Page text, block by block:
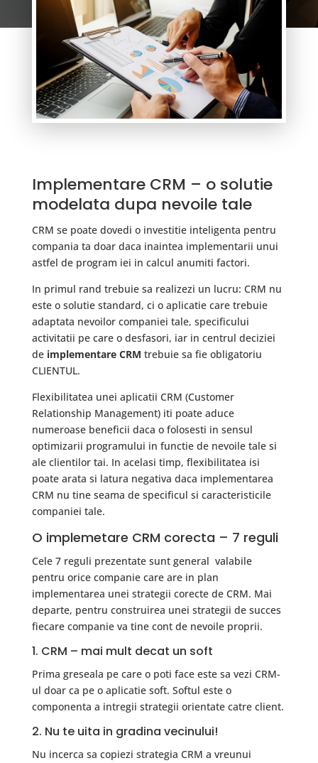
Implementare CRM – o solutie
modelata dupa nevoile tale
CRM se poate dovedi o investitie inteligenta pentru
compania ta doar daca inaintea implementarii unui
astfel de program iei in calcul anumiti factori.
In primul rand trebuie sa realizezi un lucru: CRM nu
este o solutie standard, ci o aplicatie care trebuie
adaptata nevoilor companiei tale, specificului
activitatii pe care o desfasori, iar in centrul deciziei
de implementare CRM trebuie sa fie obligatoriu
CLIENTUL.
Flexibilitatea unei aplicatii CRM (Customer
Relationship Management) iti poate aduce
numeroase beneficii daca o folosesti in sensul
optimizarii programului in functie de nevoile tale si
ale clientilor tai. In acelasi timp, flexibilitatea isi
poate arata si latura negativa daca implementarea
CRM nu tine seama de specificul si caracteristicile
companiei tale.
O implemetare CRM corecta – 7 reguli
Cele 7 reguli prezentate sunt general valabile
pentru orice companie care are in plan
implementarea unei strategii corecte de CRM. Mai
departe, pentru construirea unei strategii de succes
fiecare companie va tine cont de nevoile proprii.
1. CRM – mai mult decat un soft
Prima greseala pe care o poti face este sa vezi CRM-
ul doar ca pe o aplicatie soft. Softul este o
componenta a intregii strategii orientate catre client.
2. Nu te uita in gradina vecinului!
Nu incerca sa copiezi strategia CRM a vreunui